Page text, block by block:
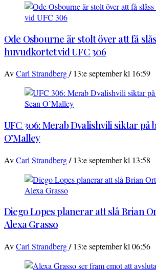
Ode Osbourne är stolt över att få
huvudkortet vid UFC 306
AvCarl Strandberg/ 13:e september kl 16:59
UFC 306: Merab Dvalishvili siktar på
O’Malley
AvCarl Strandberg/ 13:e september kl 13:58
Diego Lopes planerar att slå Brian
Alexa Grasso
AvCarl Strandberg/ 13:e september kl 06:56